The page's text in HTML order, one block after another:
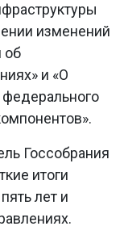
изменений
об
и «О
Госсобрания
итоги
лет и